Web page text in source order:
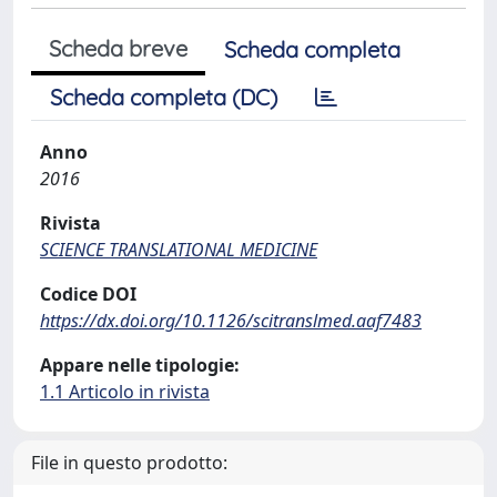
Scheda breve
Scheda completa
Scheda completa (DC)
Anno
2016
Rivista
SCIENCE TRANSLATIONAL MEDICINE
Codice DOI
https://dx.doi.org/10.1126/scitranslmed.aaf7483
Appare nelle tipologie:
1.1 Articolo in rivista
File in questo prodotto: